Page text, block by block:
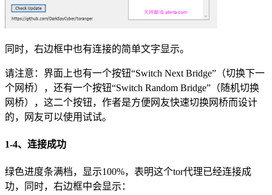
同时，右边框中也有连接的简单文字显示。
请注意：界面上也有一个按钮“Switch Next Bridge”（切换下一
个网桥），还有一个按钮“Switch Random Bridge”（随机切换
网桥），这二个按钮，作者是方便网友快速切换网桥而设计
的，网友可以使用试试。
1-4、连接成功
绿色进度条满档，显示100%，表明这个tor代理已经连接成
功，同时，右边框中会显示：